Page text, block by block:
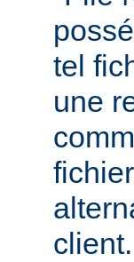
tel
une
client.